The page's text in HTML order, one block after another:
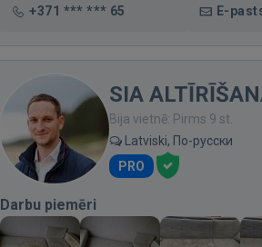
+371 *** *** 65 E-
SIA
Bija vietnē: Pirms 9 st.
Latviski, По-русски
PRO
Darbu piemēri